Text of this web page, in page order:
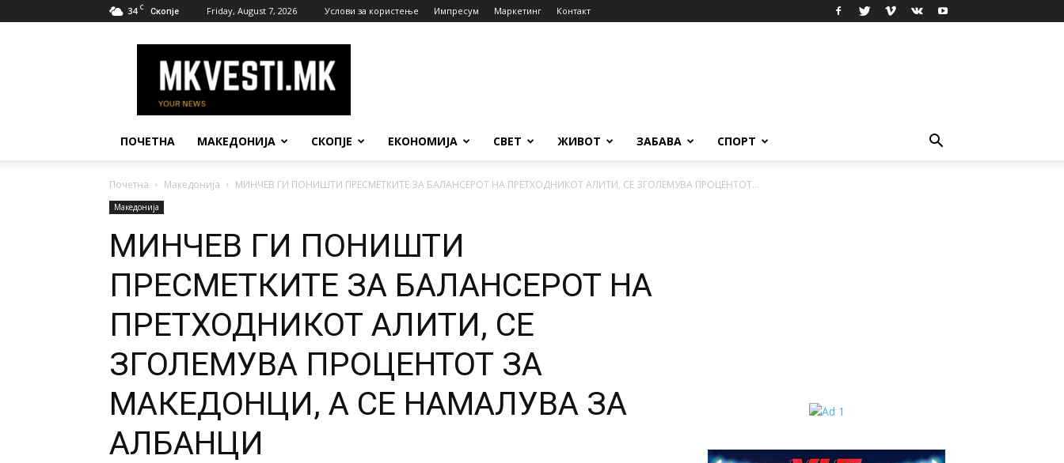
34 C Скопје Friday, August 7, 2026 Услови за користење Импресум Маркетинг Контакт
Вести
ПОЧЕТНА МАКЕДОНИЈА СКОПЈЕ ЕКОНОМИЈА СВЕТ ЖИВОТ ЗАБАВА СПОРТ
Почетна Македонија МИНЧЕВ ГИ ПОНИШТИ ПРЕСМЕТКИТЕ ЗА БАЛАНСЕРОТ НА ПРЕТХОДНИКОТ АЛИТИ, СЕ ЗГОЛЕМУВА ПРОЦЕНТОТ...
Македонија
МИНЧЕВ ГИ ПОНИШТИ
ПРЕСМЕТКИТЕ ЗА БАЛАНСЕРОТ НА
ПРЕТХОДНИКОТ АЛИТИ, СЕ
ЗГОЛЕМУВА ПРОЦЕНТОТ ЗА
МАКЕДОНЦИ, А СЕ НАМАЛУВА ЗА
АЛБАНЦИ